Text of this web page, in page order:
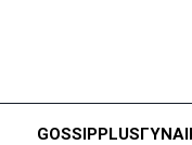
GOSSIPPLUS